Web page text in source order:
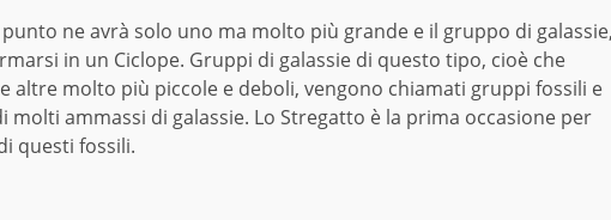
ne avrà solo uno ma molto più grande e il gruppo di
in un Ciclope. Gruppi di galassie di questo tipo, cioè che
altre molto più piccole e deboli, vengono chiamati gruppi fossili e
molti ammassi di galassie. Lo Stregatto è la prima occasione per
questi fossili.